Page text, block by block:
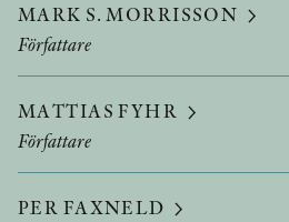
MARK S. MORRISSON
Författare
MATTIAS FYHR
Författare
PER FAXNELD